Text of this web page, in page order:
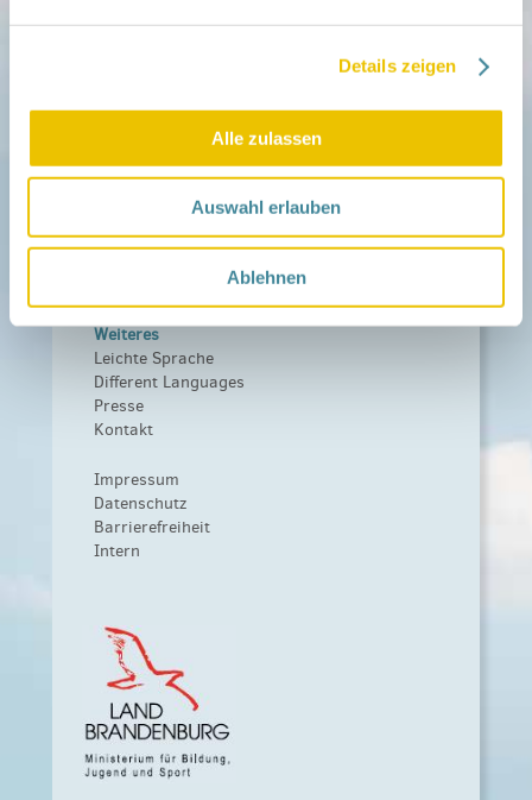
Details zeigen
Alle zulassen
Auswahl erlauben
Ablehnen
Das Familienhandbuch
Leitbild
Träger und Förderer
Förderer werden / Spenden
Weiteres
Leichte Sprache
Different Languages
Presse
Kontakt
Impressum
Datenschutz
Barrierefreiheit
Intern